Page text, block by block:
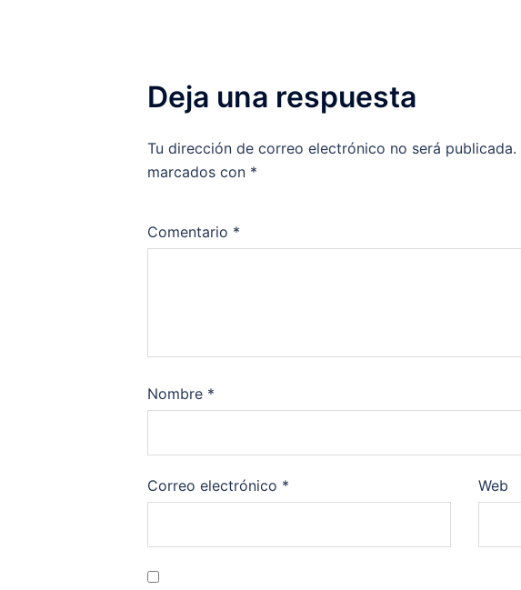
Deja una respuesta
Tu dirección de correo electrónico no será publicada.
marcados con *
Comentario *
Nombre *
Correo electrónico * Web